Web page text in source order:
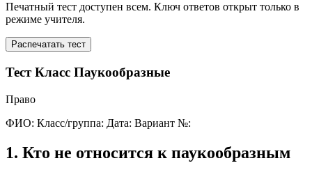
Печатный тест доступен всем. Ключ ответов открыт только в
режиме учителя.
Распечатать тест
Тест Класс Паукообразные
Право
ФИО: Класс/группа: Дата: Вариант №:
1. Кто не относится к паукообразным